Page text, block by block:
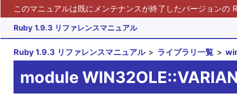
このマニュアルは既にメンテナンスが終了したバージョンの
Ruby 1.9.3 リファレンスマニュアル
Ruby 1.9.3 リファレンスマニュアル ライブラリ一覧
module